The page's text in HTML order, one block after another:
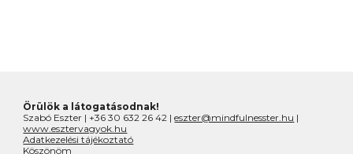
Örülök a látogatásodnak!
Szabó Eszter | +36 30 632 26 42 |eszter@mindfulnesster.hu |
www.esztervagyok.hu
Adatkezelési tájékoztató
Köszönöm